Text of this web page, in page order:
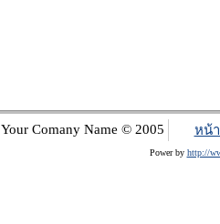
Your Comany Name © 2005 หน้
Power by http://